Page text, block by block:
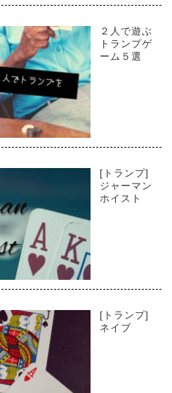
２人で遊ぶ
トランプゲ
ーム５選
[トランプ]
ジャーマン
ホイスト
[トランプ]
ネイブ